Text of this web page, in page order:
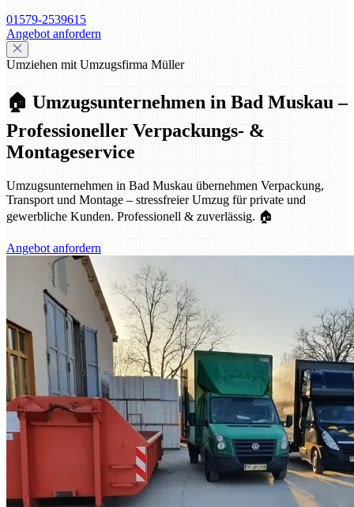
01579-2539615
Angebot anfordern
Umziehen mit Umzugsfirma Müller
🏠 Umzugsunternehmen in Bad Muskau –
Professioneller Verpackungs- &
Montageservice
Umzugsunternehmen in Bad Muskau übernehmen Verpackung,
Transport und Montage – stressfreier Umzug für private und
gewerbliche Kunden. Professionell & zuverlässig. 🏠
Angebot anfordern